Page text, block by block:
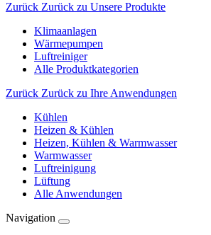
Zurück Zurück zu Unsere Produkte
Klimaanlagen
Wärmepumpen
Luftreiniger
Alle Produktkategorien
Zurück Zurück zu Ihre Anwendungen
Kühlen
Heizen & Kühlen
Heizen, Kühlen & Warmwasser
Warmwasser
Luftreinigung
Lüftung
Alle Anwendungen
Navigation